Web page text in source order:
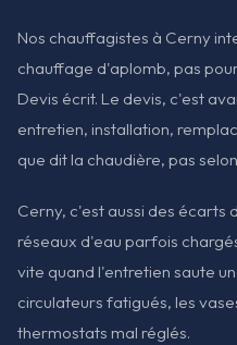
Nos chauffagistes à Cerny
chauffage d'aplomb, pas
Devis écrit. Le devis, c'est
entretien, installation,
que dit la chaudière, pas
Cerny, c'est aussi des écarts
réseaux d'eau parfois
vite quand l'entretien saute
circulateurs fatigués, les
thermostats mal réglés.